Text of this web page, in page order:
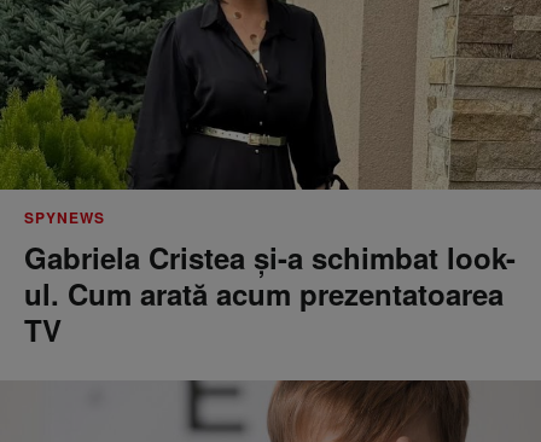
SPYNEWS
Gabriela Cristea și-a schimbat look-
ul. Cum arată acum prezentatoarea
TV